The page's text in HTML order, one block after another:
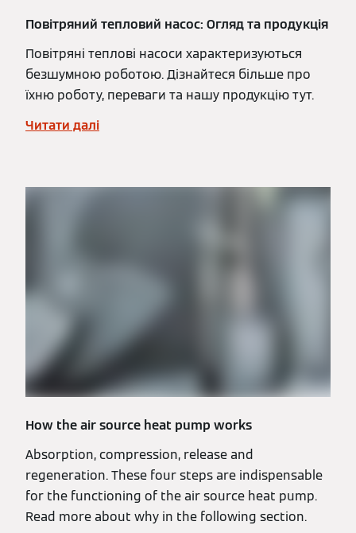
Повітряний тепловий насос: Огляд та продукція
Повітряні теплові насоси характеризуються
безшумною роботою. Дізнайтеся більше про
їхню роботу, переваги та нашу продукцію тут.
Читати далі
How the air source heat pump works
Absorption, compression, release and
regeneration. These four steps are indispensable
for the functioning of the air source heat pump.
Read more about why in the following section.